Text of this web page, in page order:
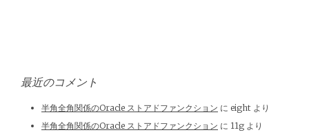
最近のコメント
半角全角関係のOracle ストアドファンクション に eight より
半角全角関係のOracle ストアドファンクション に 11g より